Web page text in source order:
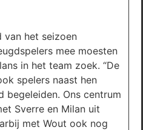
van het seizoen
mee moesten
in het team zoek. “De
spelers naast hen
begeleiden. Ons centrum
Sverre en Milan uit
met Wout ook nog